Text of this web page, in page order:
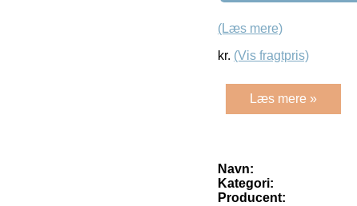
(Læs mere)
kr. (Vis fragtpris)
Læs mere »
Navn:
Kategori:
Producent: